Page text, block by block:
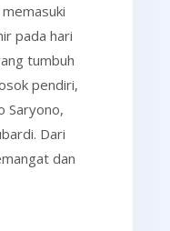
pada hari
tumbuh
pendiri,
Saryono,
Dari
dan